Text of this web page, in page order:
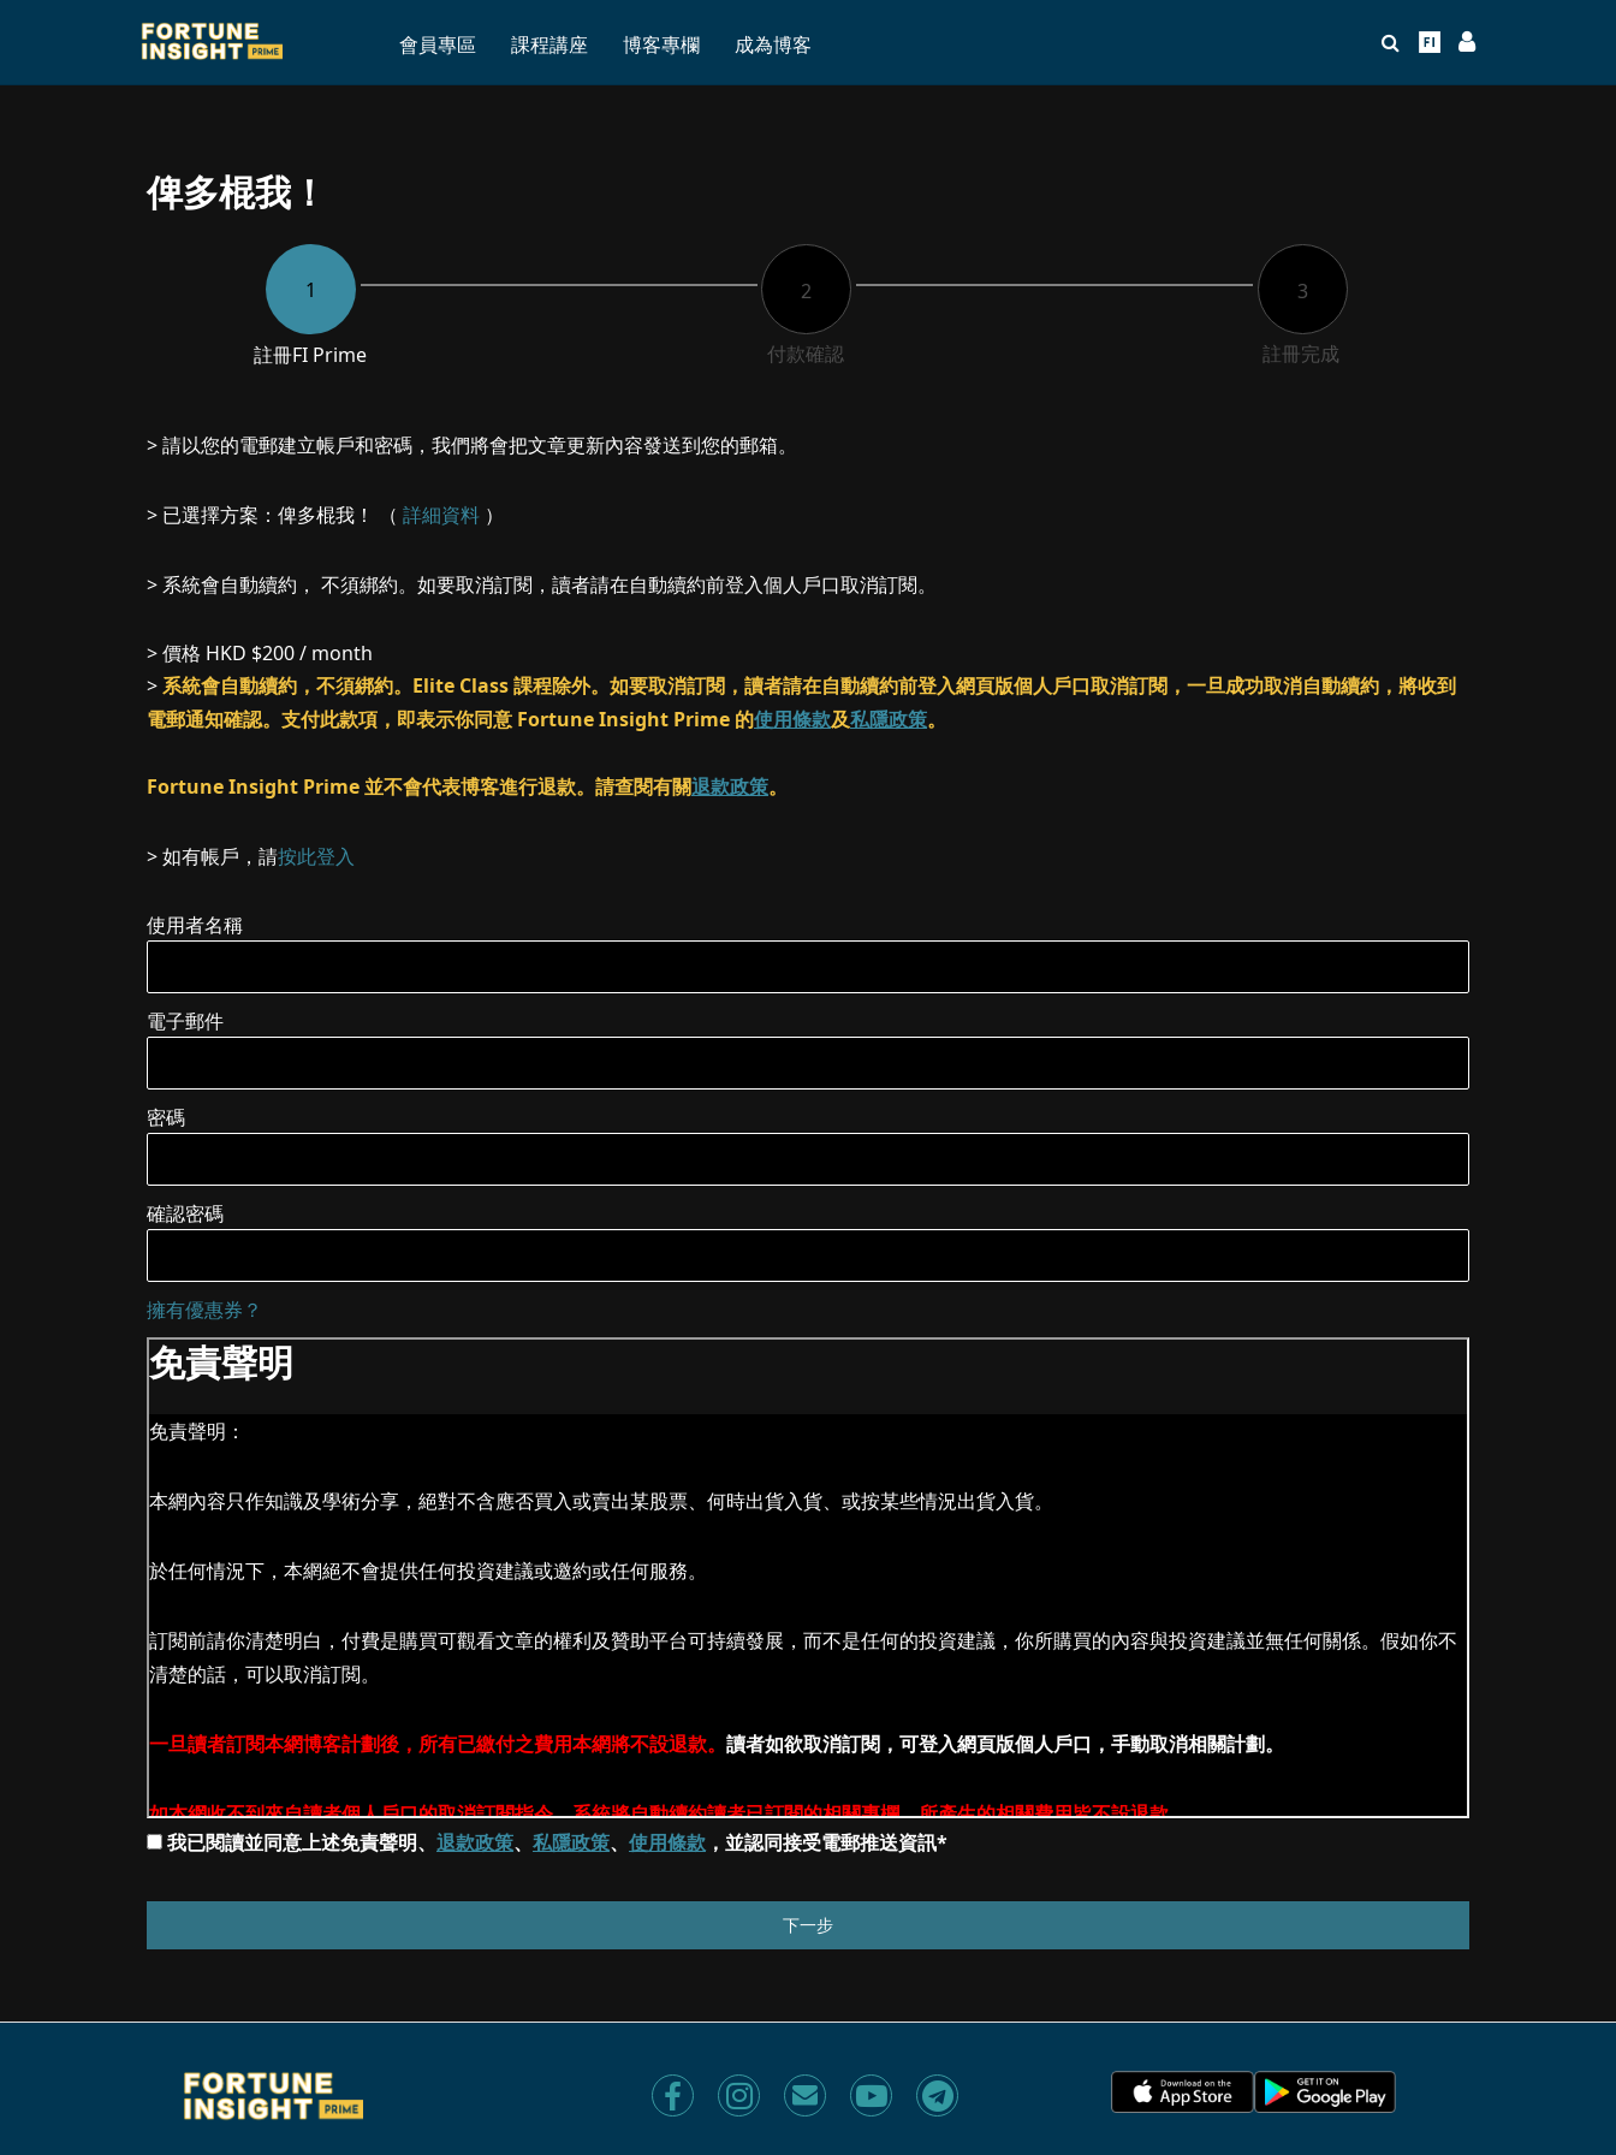
會員專區 課程講座 博客專欄 成為博客
俾多棍我！
俾多棍我！
1
註冊FI Prime
2
付款確認
3
註冊完成
> 請以您的電郵建立帳戶和密碼，我們將會把文章更新內容發送到您的郵箱。
> 已選擇方案：俾多棍我！ （ 詳細資料 ）
> 系統會自動續約， 不須綁約。如要取消訂閱，讀者請在自動續約前登入個人戶口取消訂閱。
> 價格 HKD $200 / month
>系統會自動續約，不須綁約。Elite Class 課程除外。如要取消訂閱，讀者請在自動續約前登入網頁版個人戶口取消訂閱，一旦成功取消自動續約，將收到
電郵通知確認。支付此款項，即表示你同意 Fortune Insight Prime 的使用條款及私隱政策。
Fortune Insight Prime 並不會代表博客進行退款。請查閱有關退款政策。
> 如有帳戶，請按此登入
使用者名稱
電子郵件
密碼
確認密碼
擁有優惠券？
我已閱讀並同意上述免責聲明、 退款政策、 私隱政策、 使用條款 ，並認同接受電郵推送資訊*